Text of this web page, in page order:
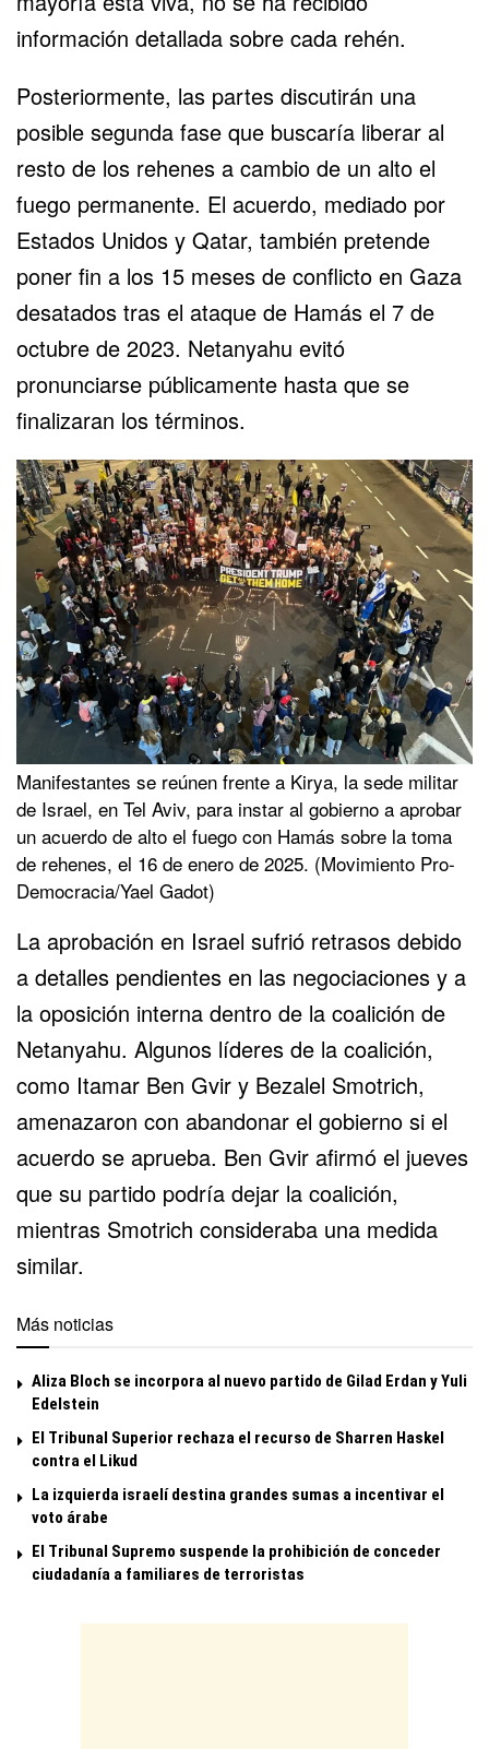
información detallada sobre cada rehén.
Posteriormente, las partes discutirán una
posible segunda fase que buscaría liberar al
resto de los rehenes a cambio de un alto el
fuego permanente. El acuerdo, mediado por
Estados Unidos y Qatar, también pretende
poner fin a los 15 meses de conflicto en Gaza
desatados tras el ataque de Hamás el 7 de
octubre de 2023. Netanyahu evitó
pronunciarse públicamente hasta que se
finalizaran los términos.
Manifestantes se reúnen frente a Kirya, la sede militar
de Israel, en Tel Aviv, para instar al gobierno a aprobar
un acuerdo de alto el fuego con Hamás sobre la toma
de rehenes, el 16 de enero de 2025. (Movimiento Pro-
Democracia/Yael Gadot)
La aprobación en Israel sufrió retrasos debido
a detalles pendientes en las negociaciones y a
la oposición interna dentro de la coalición de
Netanyahu. Algunos líderes de la coalición,
como Itamar Ben Gvir y Bezalel Smotrich,
amenazaron con abandonar el gobierno si el
acuerdo se aprueba. Ben Gvir afirmó el jueves
que su partido podría dejar la coalición,
mientras Smotrich consideraba una medida
similar.
Más noticias
Aliza Bloch se incorpora al nuevo partido de Gilad Erdan y Yuli
Edelstein
El Tribunal Superior rechaza el recurso de Sharren Haskel
contra el Likud
La izquierda israelí destina grandes sumas a incentivar el
voto árabe
El Tribunal Supremo suspende la prohibición de conceder
ciudadanía a familiares de terroristas